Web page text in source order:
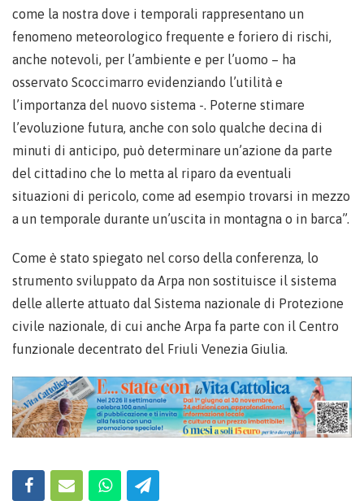
come la nostra dove i temporali rappresentano un
fenomeno meteorologico frequente e foriero di rischi,
anche notevoli, per l’ambiente e per l’uomo – ha
osservato Scoccimarro evidenziando l’utilità e
l’importanza del nuovo sistema -. Poterne stimare
l’evoluzione futura, anche con solo qualche decina di
minuti di anticipo, può determinare un’azione da parte
del cittadino che lo metta al riparo da eventuali
situazioni di pericolo, come ad esempio trovarsi in mezzo
a un temporale durante un’uscita in montagna o in barca”.
Come è stato spiegato nel corso della conferenza, lo
strumento sviluppato da Arpa non sostituisce il sistema
delle allerte attuato dal Sistema nazionale di Protezione
civile nazionale, di cui anche Arpa fa parte con il Centro
funzionale decentrato del Friuli Venezia Giulia.